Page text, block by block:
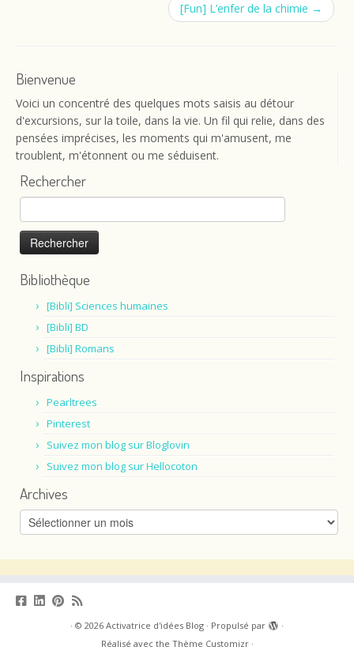
[Fun] L’enfer de la chimie →
Bienvenue
Voici un concentré des quelques mots saisis au détour
d'excursions, sur la toile, dans la vie. Un fil qui relie, dans des
pensées imprécises, les moments qui m'amusent, me
troublent, m'étonnent ou me séduisent.
Rechercher
Rechercher :
Bibliothèque
[Bibli] Sciences humaines
[Bibli] BD
[Bibli] Romans
Inspirations
Pearltrees
Pinterest
Suivez mon blog sur Bloglovin
Suivez mon blog sur Hellocoton
Archives
Archives
· © 2026 Activatrice d'idées Blog · Propulsé par
·
Réalisé avec the Thème Customizr·